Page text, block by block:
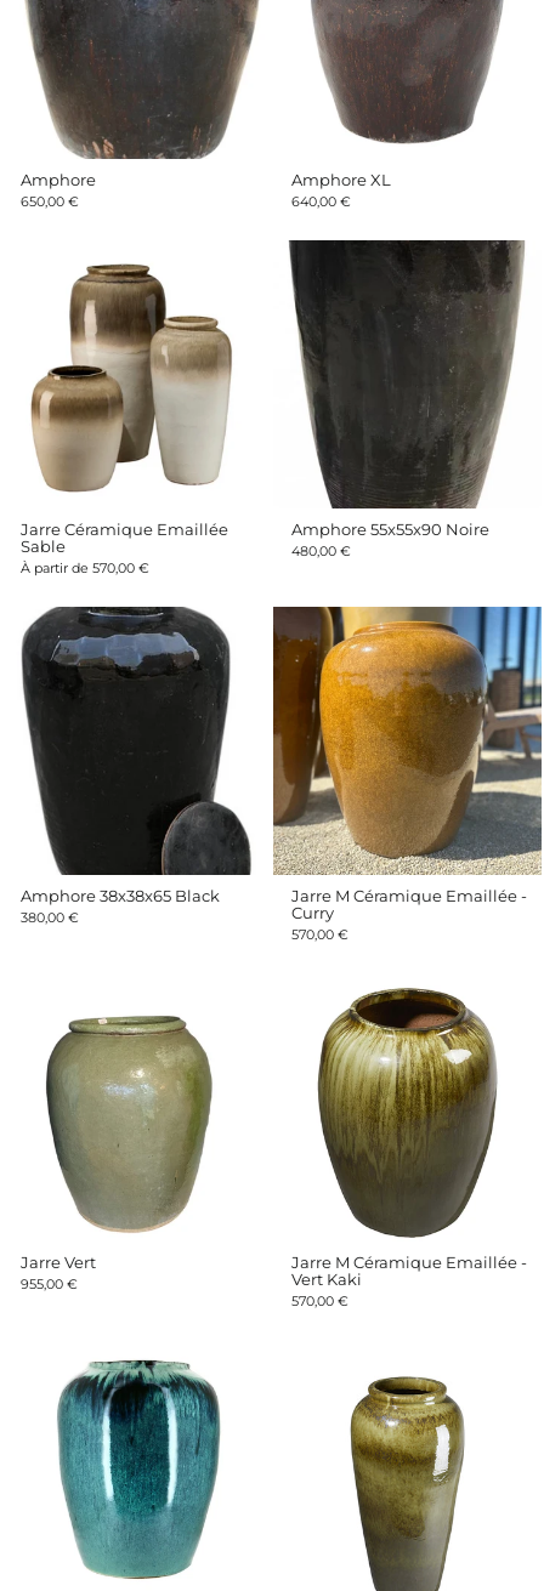
Amphore
650,00 €
Amphore XL
640,00 €
Jarre Céramique Emaillée
Sable
À partir de 570,00 €
Amphore 55x55x90 Noire
480,00 €
Amphore 38x38x65 Black
380,00 €
Jarre M Céramique Emaillée -
Curry
570,00 €
Jarre Vert
955,00 €
Jarre M Céramique Emaillée -
Vert Kaki
570,00 €